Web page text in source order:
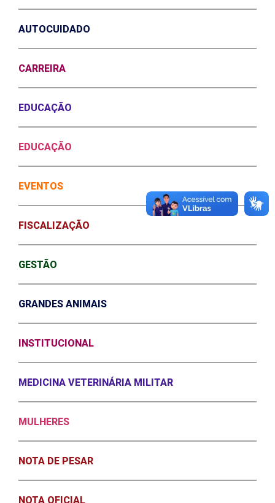
AUTOCUIDADO
CARREIRA
EDUCAÇÃO
EDUCAÇÃO
EVENTOS
FISCALIZAÇÃO
GESTÃO
GRANDES ANIMAIS
INSTITUCIONAL
MEDICINA VETERINÁRIA MILITAR
MULHERES
NOTA DE PESAR
NOTA OFICIAL